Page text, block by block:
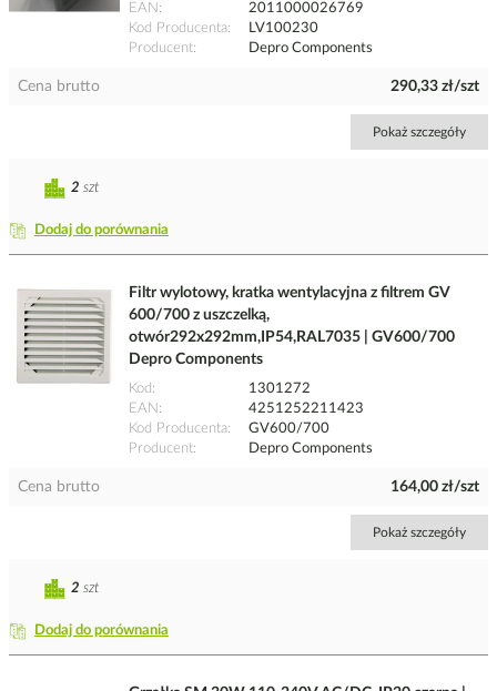
EAN
2011000026769
Kod Producenta
LV100230
Producent
Depro Components
Cena brutto 290,33 zł/szt
Pokaż szczegóły
Dodaj do porównania
2 szt
Filtr wylotowy, kratka wentylacyjna z filtrem GV
600/700 z uszczelką,
otwór292x292mm,IP54,RAL7035 | GV600/700
Depro Components
Kod
1301272
EAN
4251252211423
Kod Producenta
GV600/700
Producent
Depro Components
Cena brutto 164,00 zł/szt
Pokaż szczegóły
Dodaj do porównania
2 szt